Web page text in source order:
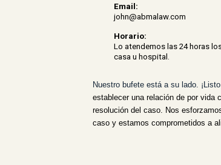
Email:
john@abmalaw.com
Horario:
Lo atendemos las 24 horas
casa u hospital.
Nuestro bufete está a su lado.
establecer una relación de por vida
resolución del caso. Nos
caso y estamos comprometidos a